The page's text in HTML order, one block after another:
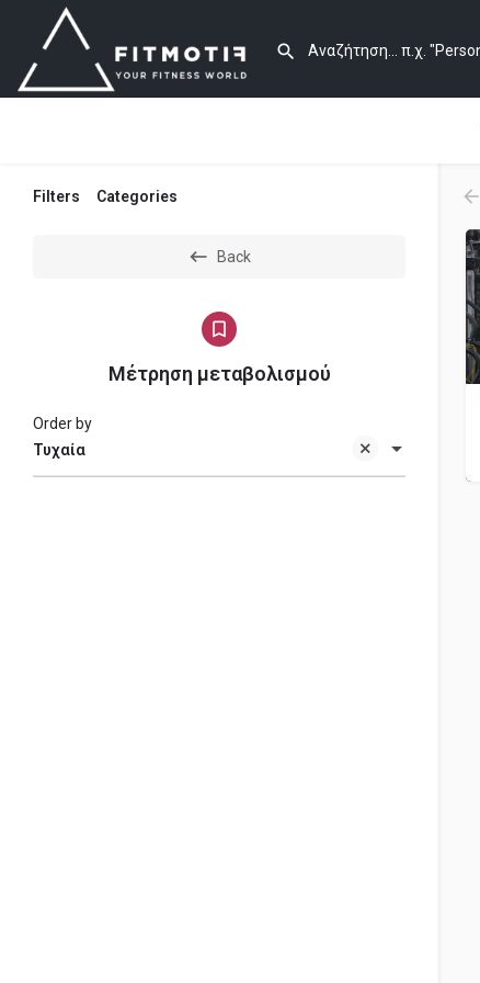
Filters Categories
Back
Μέτρηση μεταβολισμού
Τυχαία
Order by